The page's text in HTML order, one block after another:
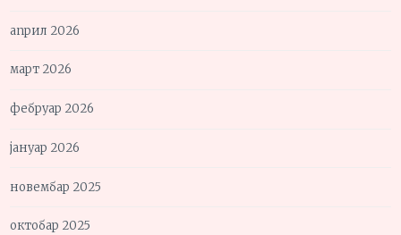
април 2026
март 2026
фебруар 2026
јануар 2026
новембар 2025
октобар 2025